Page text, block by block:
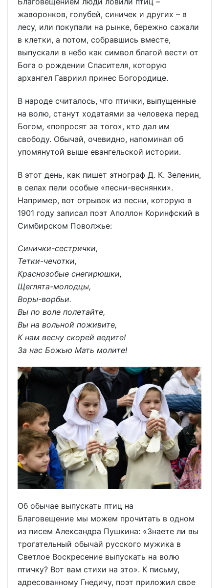
жаворонков, голубей, синичек и других – в
лесу, или покупали на рынке, бережно сажали
в клетки, а потом, собравшись вместе,
выпускали в небо как символ благой вести от
Бога о рождении Спасителя, которую
архангел Гавриил принес Богородице.
В народе считалось, что птички, выпущенные
на волю, станут ходатаями за человека перед
Богом, «попросят за того», кто дал им
свободу. Обычай, очевидно, напоминал об
упомянутой выше евангельской истории.
В этот день, как пишет этнограф Д. К. Зеленин,
в селах пели особые «песни-веснянки».
Например, вот отрывок из песни, которую в
1901 году записал поэт Аполлон Коринфский в
Симбирском Поволжье:
Синички-сестрички,
Тетки-чечотки,
Краснозобые снегирюшки,
Щеглята-молодцы,
Воры-ворбьи.
Вы по воле полетайте,
Вы на вольной поживите,
К нам весну скорей ведите!
За нас Божью Мать молите!
Об обычае выпускать птиц на
Благовещение мы можем прочитать в одном
из писем Александра Пушкина: «Знаете ли вы
трогательный обычай русского мужика в
Светлое Воскресение выпускать на волю
птичку? Вот вам стихи на это». К письму,
адресованному Гнедичу, поэт приложил свое